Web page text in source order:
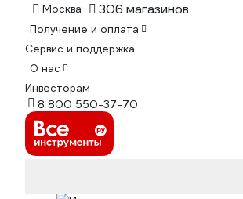
Москва 306 магазинов
Получение и оплата
Сервис и поддержка
О нас
Инвесторам
8 800 550-37-70